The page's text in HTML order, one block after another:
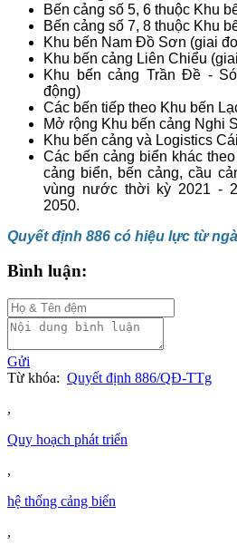
Bến cảng số 5, 6 thuộc Khu
Bến cảng số 7, 8 thuộc Khu
Khu bến Nam Đồ Sơn (giai
Khu bến cảng Liên Chiểu
Khu bến cảng Trần Đề -
động)
Các bến tiếp theo Khu bến
Mở rộng Khu bến cảng Nghi
Khu bến cảng và Logistics
Các bến cảng biển khác
cảng biển, bến cảng, cầu
vùng nước thời kỳ 2021 -
2050.
Quyết định 886 có hiệu lực từ
Bình luận:
Gửi
Từ khóa: Quyết định 886/QĐ-TTg
,
Quy hoạch phát triển
,
hệ thống cảng biển
,